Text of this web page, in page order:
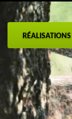
RÉALISATIONS